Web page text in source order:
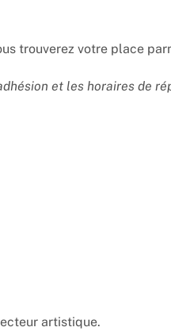
trouverez votre place
et les horaires de
artistique.